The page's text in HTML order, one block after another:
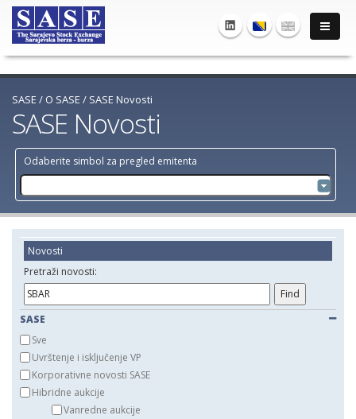
SASE / O SASE / SASE Novosti
Odaberite simbol za pregled emitenta
SASE Novosti
Novosti
Pretraži novosti:
SASE
Sve
Uvrštenje i isključenje VP
Korporativne novosti SASE
Hibridne aukcije
Vanredne aukcije